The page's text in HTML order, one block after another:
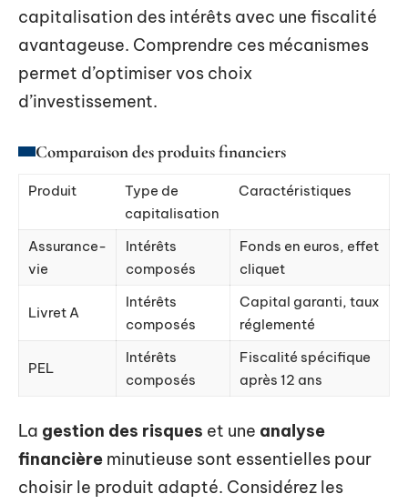
capitalisation des intérêts avec une fiscalité
avantageuse. Comprendre ces mécanismes
permet d’optimiser vos choix
d’investissement.
Comparaison des produits financiers
Produit
Type de
capitalisation
Caractéristiques
Assurance-
vie
Intérêts
composés
Fonds en euros, effet
cliquet
Livret A
Intérêts
composés
Capital garanti, taux
réglementé
PEL
Intérêts
composés
Fiscalité spécifique
après 12 ans
La gestion des risques et une analyse
financière minutieuse sont essentielles pour
choisir le produit adapté. Considérez les